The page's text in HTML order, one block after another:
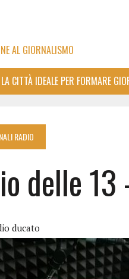
AL GIORNALISMO
LA CITTÀ IDEALE PER FORMARE
RADIO
delle
ducato